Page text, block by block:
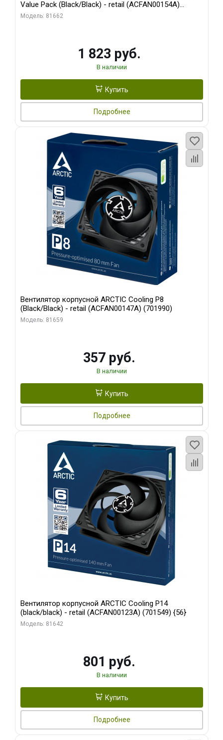
Value Pack (Black/Black) - retail (ACFAN00154A)
(702072)
Модель: 81662
1 823 руб.
В наличии
Купить
Подробнее
Вентилятор корпусной ARCTIC Cooling P8
(Black/Black) - retail (ACFAN00147A) (701990)
Модель: 81659
357 руб.
В наличии
Купить
Подробнее
Вентилятор корпусной ARCTIC Cooling P14
(black/black) - retail (ACFAN00123A) (701549) {56}
Модель: 81642
801 руб.
В наличии
Купить
Подробнее